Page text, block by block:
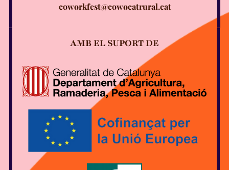
coworkfest@cowocatrural.cat
AMB EL SUPORT DE